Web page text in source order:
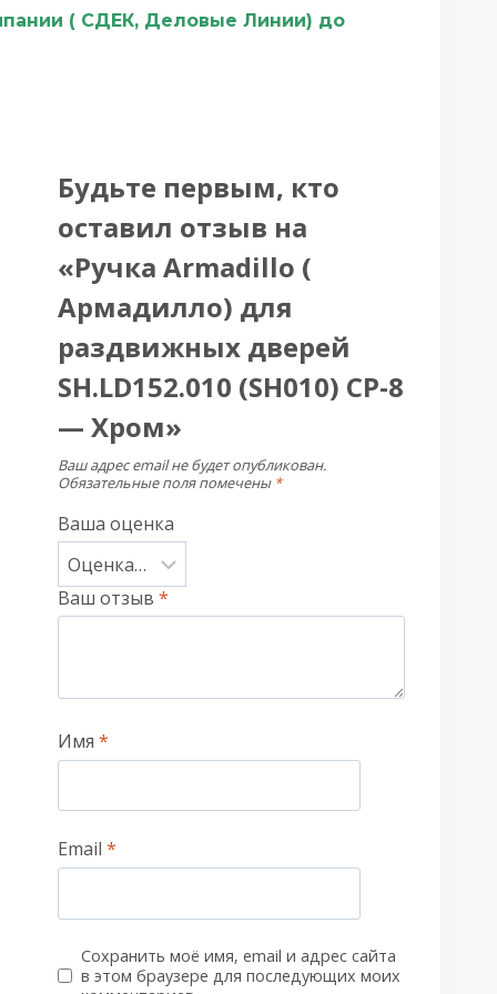
( СДЕК, Деловые Линии) до
Будьте первым, кто
оставил отзыв на
«Ручка Armadillo (
Армадилло) для
раздвижных дверей
SH.LD152.010 (SH010) СP-8
— Хром»
Ваш адрес email не будет опубликован.
Обязательные поля помечены *
Ваша оценка
Ваш отзыв *
Имя *
Email *
Сохранить моё имя, email и адрес сайта
в этом браузере для последующих моих